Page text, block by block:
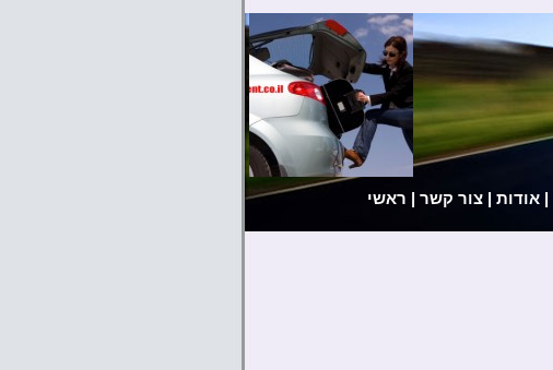
ראשי צור קשר | אודות | |